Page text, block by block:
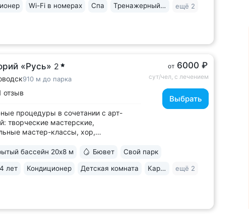
беседками, чистым воздухом,
Wi-Fi в номерах Спа Тренажерный зал ещё 2
«Русь» 2
910 м до парка
отзыв
процедуры в сочетании с арт-
творческие мастерские,
мастер-классы, хор,
бассейне проводятся занятия
по лечебному плаванию составляет
от 6000 ₽
сут/чел, с лечением
Выбрать
бассейн 20х8 м Бювет Свой парк
лет Кондиционер Детская комната Караоке ещё 2